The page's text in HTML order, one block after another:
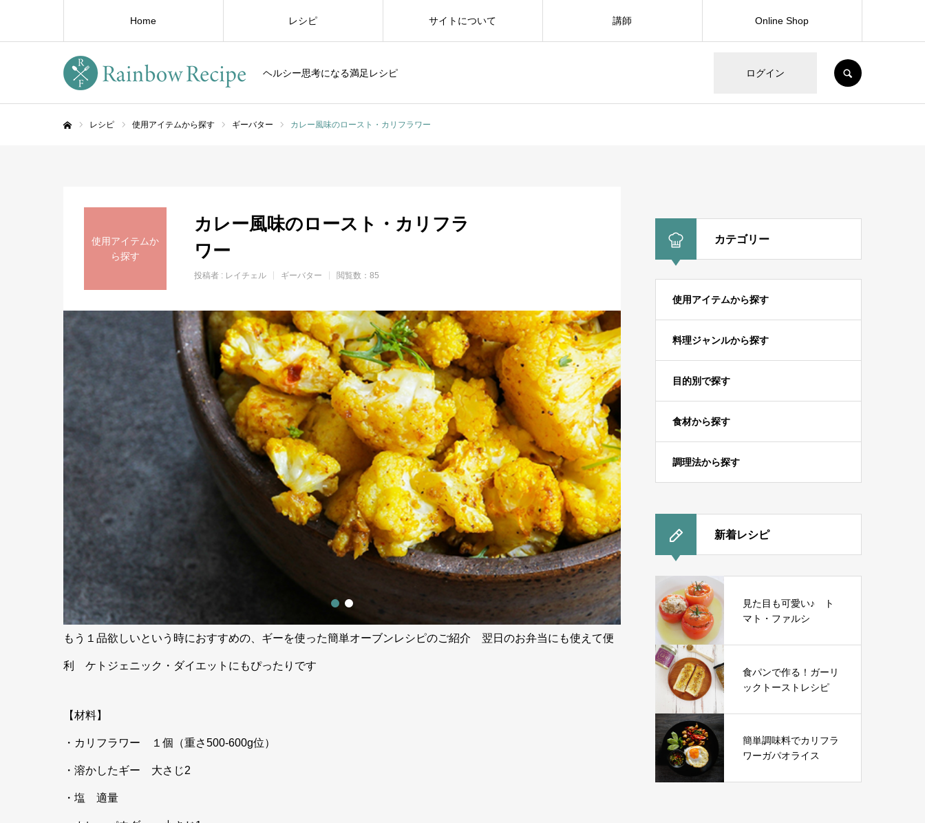
ヘルシー思考になる満足レシピ ログイン
Home レシピ サイトについて 講師 Online Shop
レシピ 使用アイテムから探す ギーバター カレー風味のロースト・カリフラワー
使用アイテムか
ら探す
カレー風味のロースト・カリフラ
ワー
投稿者 : レイチェル ギーバター 閲覧数：85
もう１品欲しいという時におすすめの、ギーを使った簡単オーブンレシピのご紹介⠀ 翌日のお弁当にも使えて便
利⠀ ケトジェニック・ダイエットにもぴったりです
【材料】⠀
・カリフラワー １個（重さ500-600g位）⠀
・溶かしたギー 大さじ2⠀
・塩 適量⠀
カテゴリー
使用アイテムから探す
料理ジャンルから探す
目的別で探す
食材から探す
調理法から探す
新着レシピ
見た目も可愛い♪ ト
マト・ファルシ
食パンで作る！ガーリ
ックトーストレシピ
簡単調味料でカリフラ
ワーガパオライス